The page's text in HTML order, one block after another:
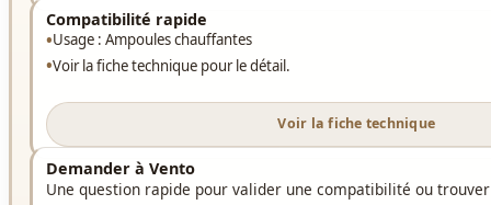
Compatibilité rapide
Usage : Ampoules chauffantes
Voir la fiche technique pour le détail.
Voir la fiche technique
Demander à Vento
Une question rapide pour valider une compatibilité ou